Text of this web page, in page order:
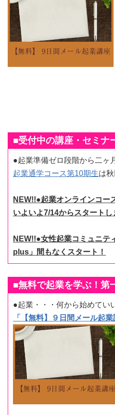
■受付中の講座・セミナ
●起業準備ゼロ段階から二ヶ
起業通学コース第10期生は
NEW!!●起業オンラインコー
いよいよ7/14からスタートし
NEW!!●女性起業コミュニテ
plus」間もなくスタート！
■無料で起業を学ぶ！第
●起業・・・何から始めてい
「【無料】９日間メール起業